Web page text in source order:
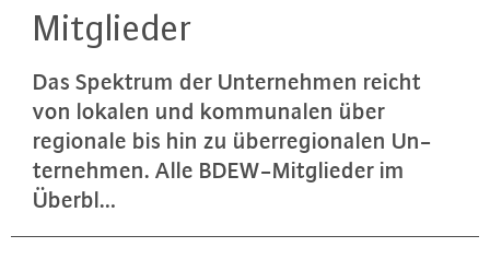
Mit­glie­der
Das Spektrum der Un­ter­neh­men reicht
von lokalen und kom­mu­na­len über
regionale bis hin zu über­re­gio­na­len Un­
ter­neh­men. Alle BDEW-Mit­glie­der im
Überbl…